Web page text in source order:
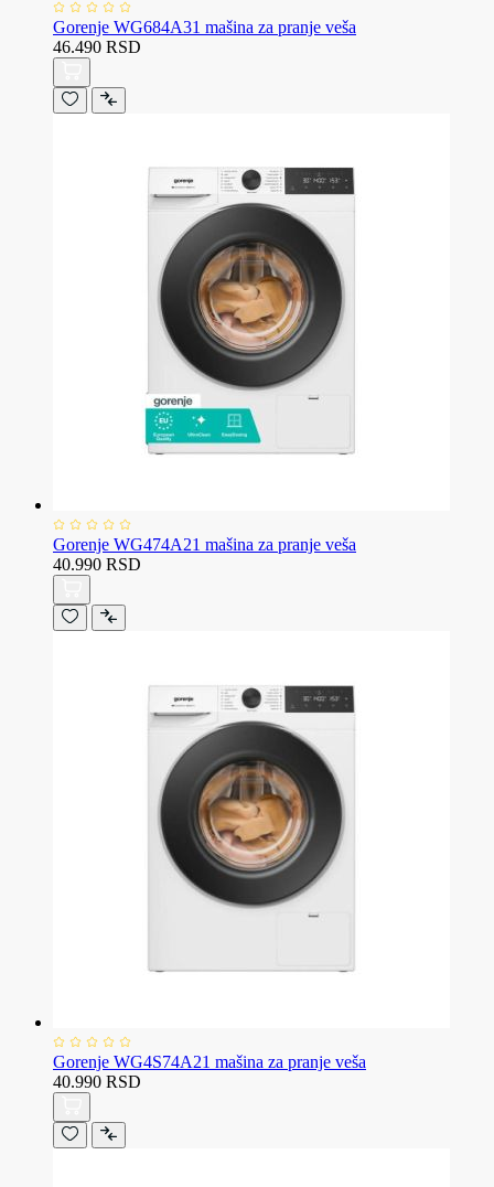
Gorenje WG684A31 mašina za pranje veša
46.490 RSD
Gorenje WG474A21 mašina za pranje veša
40.990 RSD
Gorenje WG4S74A21 mašina za pranje veša
40.990 RSD